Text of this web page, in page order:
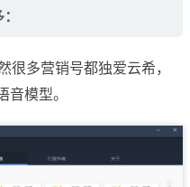
多营销号都独爱云希，
模型。